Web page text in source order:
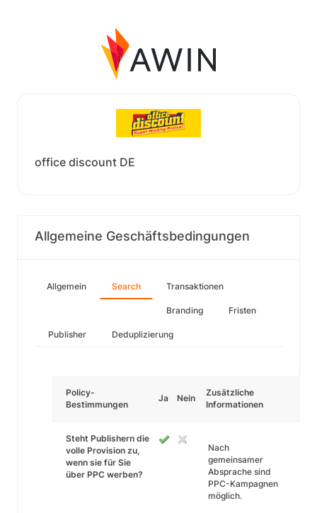
office discount DE
Allgemeine Geschäftsbedingungen
Allgemein Search Transaktionen
Branding Fristen
Publisher Deduplizierung
Policy-
Bestimmungen
Ja Nein
Zusätzliche
Informationen
Steht Publishern die
volle Provision zu,
wenn sie für Sie
über PPC werben?
Nach
gemeinsamer
Absprache sind
PPC-Kampagnen
möglich.